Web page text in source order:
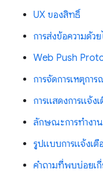
UX ของสิทธิ์
การส่งข้อความด้ว
Web Push
การจัดการเหตุกา
การแสดงการแจ้ง
ลักษณะการทํางา
รูปแบบการแจ้งเ
คำถามที่พบบ่อยเ